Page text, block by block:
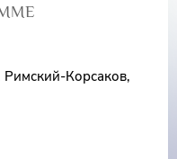
Корсаков,